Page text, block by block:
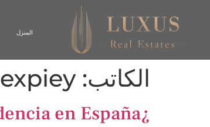
المنزل
الكاتب:expiey
¿Es buena idea comprar una segunda residencia en España?